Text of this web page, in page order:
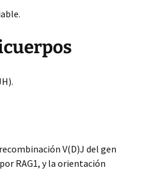
V(D)J del gen
RAG1, y la orientación